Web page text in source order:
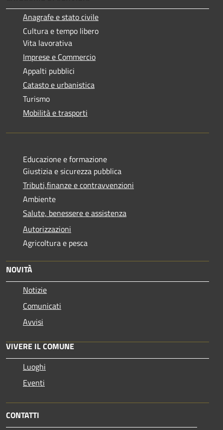
Anagrafe e stato civile
Cultura e tempo libero
Vita lavorativa
Imprese e Commercio
Appalti pubblici
Catasto e urbanistica
Turismo
Mobilità e trasporti
Educazione e formazione
Giustizia e sicurezza pubblica
Tributi,finanze e contravvenzioni
Ambiente
Salute, benessere e assistenza
Autorizzazioni
Agricoltura e pesca
NOVITÀ
Notizie
Comunicati
Avvisi
VIVERE IL COMUNE
Luoghi
Eventi
CONTATTI